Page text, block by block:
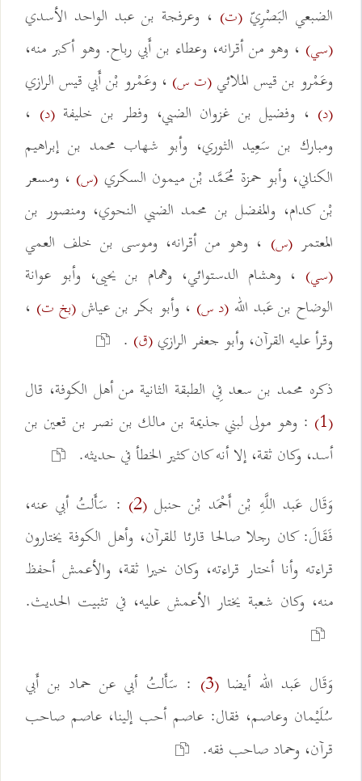
الضبعي البَصْرِيّ (ت) ، وعرفجة بن عبد الواحد الأسدي
(سي) ، وهو من أقرانه، وعطاء بن أَبي رباح. وهو أكبر منه،
وعَمْرو بن قيس الملائي(ت س) ، وعَمْرو بْن أَبي قيس الرازي
(د) ، وفضيل بن غزوان الضبي، وفطر بن خليفة(د) ،
ومبارك بن سَعِيد الثوري، وأبو شهاب محمد بن إبراهيم
الكناني، وأبو حمزة مُحَمَّد بْن ميمون السكري (س) ، ومسعر
بْن كدام، والمفضل بن محمد الضبي النحوي، ومنصور بن
المعتمر(س) ، وهو من أقرانه، وموسى بن خلف العمي
(سي) ، وهشام الدستوائي، وهمام بن يحيى، وأبو عوانة
الوضاح بن عَبد الله (د س) ، وأبو بكر بن عياش(بخ ت) ،
وقرأ عليه القرآن، وأبو جعفر الرازي(ق) .
ذكره محمد بن سعد فِي الطبقة الثانية من أهل الكوفة، قال
(1)
: وهو مولى لبني جذيمة بن مالك بن نصر بن قعين بن
أسد، وكان ثقة، إلا أنه كان كثير الخطأ في حديثه.
وَقَال عَبد اللَّهِ بْن أَحْمَد بْن حنبل(2)
: سَأَلتُ أبي عنه،
فَقَالَ: كان رجلا صالحا قارئا للقرآن، وأهل الكوفة يختارون
قراءته وأنا أختار قراءته، وكان خيرا ثقة، والأعمش أحفظ
منه، وكان شعبة يختار الأعمش عليه، في تثبيت الحديث.
وَقَال عَبد الله أيضا(3)
: سَأَلتُ أبي عن حماد بن أَبي
سُلَيْمان وعاصم، فقال: عاصم أحب إلينا، عاصم صاحب
قرآن، وحماد صاحب فقه.